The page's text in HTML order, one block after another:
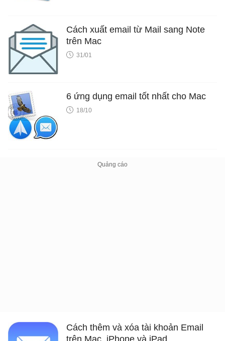
Cách xuất email từ Mail sang Note
trên Mac
31/01
6 ứng dụng email tốt nhất cho Mac
18/10
Cách thêm và xóa tài khoản Email
trên Mac, iPhone và iPad